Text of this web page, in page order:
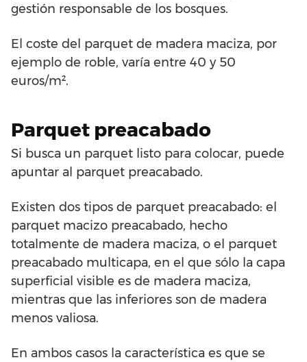
gestión responsable de los bosques.
El coste del parquet de madera maciza, por
ejemplo de roble, varía entre 40 y 50
euros/m².
Parquet preacabado
Si busca un parquet listo para colocar, puede
apuntar al parquet preacabado.
Existen dos tipos de parquet preacabado: el
parquet macizo preacabado, hecho
totalmente de madera maciza, o el parquet
preacabado multicapa, en el que sólo la capa
superficial visible es de madera maciza,
mientras que las inferiores son de madera
menos valiosa.
En ambos casos la característica es que se